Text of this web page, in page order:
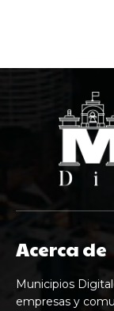
Acerca de
Municipios
empresas y